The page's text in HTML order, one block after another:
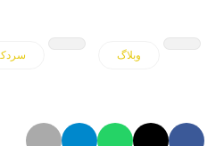
وبلاگ